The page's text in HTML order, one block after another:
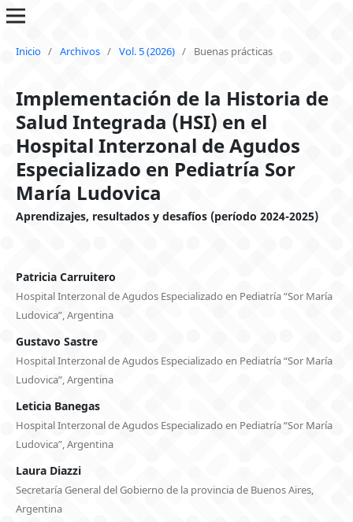
Inicio / Archivos / Vol. 5 (2026) / Buenas prácticas
Implementación de la Historia de
Salud Integrada (HSI) en el
Hospital Interzonal de Agudos
Especializado en Pediatría Sor
María Ludovica
Aprendizajes, resultados y desafíos (período 2024-2025)
Patricia Carruitero
Hospital Interzonal de Agudos Especializado en Pediatría “Sor María
Ludovica”, Argentina
Gustavo Sastre
Hospital Interzonal de Agudos Especializado en Pediatría “Sor María
Ludovica”, Argentina
Leticia Banegas
Hospital Interzonal de Agudos Especializado en Pediatría “Sor María
Ludovica”, Argentina
Laura Diazzi
Secretaría General del Gobierno de la provincia de Buenos Aires,
Argentina